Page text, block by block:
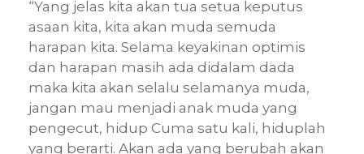
“Yang jelas kita akan tua setua keputus
asaan kita, kita akan muda semuda
harapan kita. Selama keyakinan optimis
dan harapan masih ada didalam dada
maka kita akan selalu selamanya muda,
jangan mau menjadi anak muda yang
pengecut, hidup Cuma satu kali, hiduplah
yang berarti. Akan ada yang berubah akan